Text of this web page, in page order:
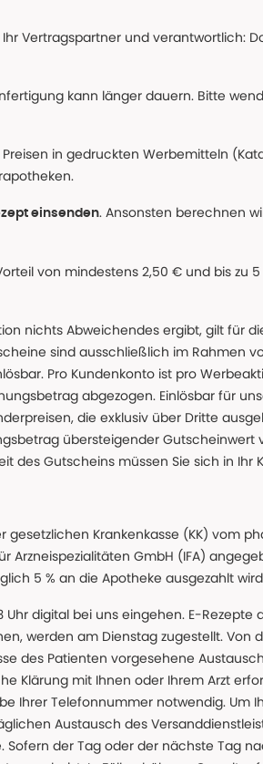
Vertragspartner und verantwortlich:
kann länger dauern. Bitte
in gedruckten Werbemitteln
einsenden. Ansonsten berechnen
von mindestens 2,50 € und bis zu
nichts Abweichendes ergibt, gilt für
sind ausschließlich im Rahmen
Pro Kundenkonto ist pro
abgezogen. Einlösbar für
die exklusiv über Dritte
übersteigender Gutscheinwert
des Gutscheins müssen Sie sich in Ihr
gesetzlichen Krankenkasse (KK) vom
GmbH (IFA)
5 % an die Apotheke ausgezahlt
digital bei uns eingehen. E-Rezepte
werden am Dienstag zugestellt. Von
des Patienten vorgesehene
Klärung mit Ihnen oder Ihrem Arzt
Ihrer Telefonnummer notwendig. Um
Austausch des
der Tag oder der nächste Tag